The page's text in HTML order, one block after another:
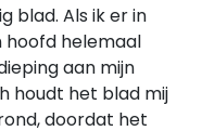
blad. Als ik er in
hoofd helemaal
aan mijn
houdt het blad mij
doordat het